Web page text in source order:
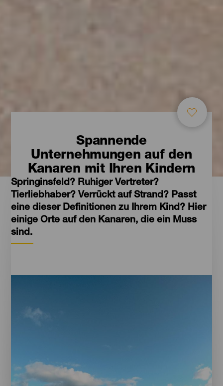
Spannende
Unternehmungen auf den
Kanaren mit Ihren Kindern
Springinsfeld? Ruhiger Vertreter?
Tierliebhaber? Verrückt auf Strand? Passt
eine dieser Definitionen zu Ihrem Kind? Hier
einige Orte auf den Kanaren, die ein Muss
sind.
Imágenes